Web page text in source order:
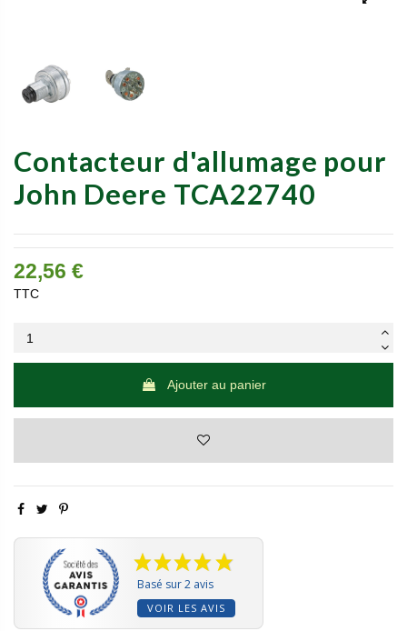
Contacteur d'allumage pour
John Deere TCA22740
22,56 €
TTC
Ajouter au panier
Basé sur 2 avis
VOIR LES AVIS